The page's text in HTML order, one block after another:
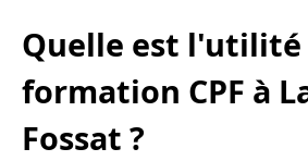
Quelle est l'utilité
formation CPF à
Fossat ?